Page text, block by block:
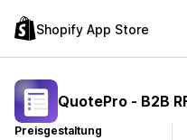
Shopify App Store
QuotePro ‑ B2B
Preisgestaltung